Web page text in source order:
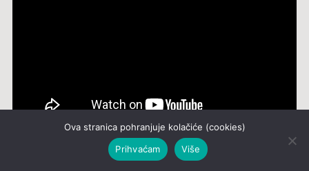
Ova stranica pohranjuje kolačiće (cookies)
Prihvaćam
Više